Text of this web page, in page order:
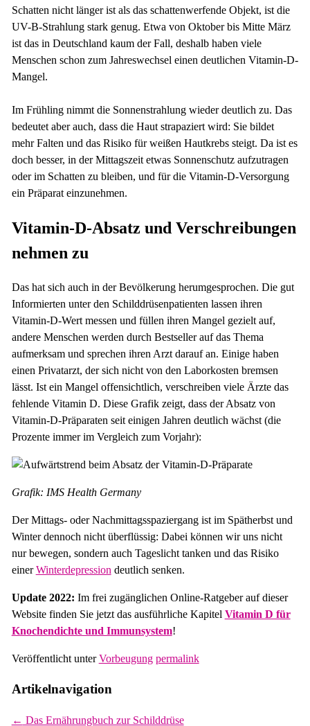
Schatten nicht länger ist als das schattenwerfende Objekt, ist die
UV-B-Strahlung stark genug. Etwa von Oktober bis Mitte März
ist das in Deutschland kaum der Fall, deshalb haben viele
Menschen schon zum Jahreswechsel einen deutlichen Vitamin-D-
Mangel.
Im Frühling nimmt die Sonnenstrahlung wieder deutlich zu. Das
bedeutet aber auch, dass die Haut strapaziert wird: Sie bildet
mehr Falten und das Risiko für weißen Hautkrebs steigt. Da ist es
doch besser, in der Mittagszeit etwas Sonnenschutz aufzutragen
oder im Schatten zu bleiben, und für die Vitamin-D-Versorgung
ein Präparat einzunehmen.
Vitamin-D-Absatz und Verschreibungen
nehmen zu
Das hat sich auch in der Bevölkerung herumgesprochen. Die gut
Informierten unter den Schilddrüsenpatienten lassen ihren
Vitamin-D-Wert messen und füllen ihren Mangel gezielt auf,
andere Menschen werden durch Bestseller auf das Thema
aufmerksam und sprechen ihren Arzt darauf an. Einige haben
einen Privatarzt, der sich nicht von den Laborkosten bremsen
lässt. Ist ein Mangel offensichtlich, verschreiben viele Ärzte das
fehlende Vitamin D. Diese Grafik zeigt, dass der Absatz von
Vitamin-D-Präparaten seit einigen Jahren deutlich wächst (die
Prozente immer im Vergleich zum Vorjahr):
Grafik: IMS Health Germany
Der Mittags- oder Nachmittagsspaziergang ist im Spätherbst und
Winter dennoch nicht überflüssig: Dabei können wir uns nicht
nur bewegen, sondern auch Tageslicht tanken und das Risiko
einerWinterdepression deutlich senken.
Update 2022: Im frei zugänglichen Online-Ratgeber auf dieser
Website finden Sie jetzt das ausführliche Kapitel Vitamin D für
Knochendichte und Immunsystem!
Veröffentlicht unter Vorbeugung permalink
Artikelnavigation
← Das Ernährungbuch zur Schilddrüse